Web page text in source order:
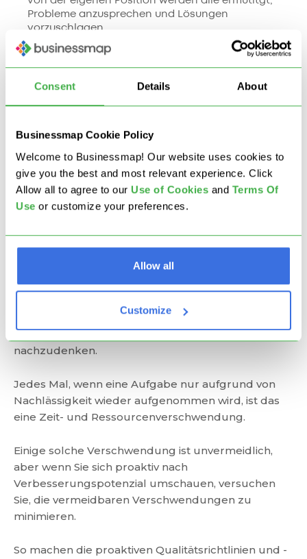
Consent Details About
Businessmap Cookie Policy
Welcome to Businessmap! Our website uses cookies to
give you the best and most relevant experience. Click
Allow all to agree to our Use of Cookies and Terms Of
Use or customize your preferences.
Allow all
Customize
Probleme anzusprechen und Lösungen
vorzuschlagen.
In der Software-Entwicklungsbranche erweisen sich
zum Beispiel viele Bugs, die in
Qualitätssicherungsprozessen entdeckt werden,
als extrem klein und einfach zu verhindern. Die
Testphase entdeckt wurden, zeigt bloß, dass die
Entwickler ihre Arbeit keiner Qualitätskontrolle
unterzogen haben.
Dies verschwendet wiederum die Zeit von Testern
erzeugen, anstatt ihre Aufmerksamkeit wichtigeren
Problemen zu widmen.
Die Anwendung proaktiver, kontinuierlicher
alle in den Entwicklungsteams anfangen, über den
Wert auf der für den gesamten Flow
nachzudenken.
Jedes Mal, wenn eine Aufgabe nur aufgrund von
Nachlässigkeit wieder aufgenommen wird, ist das
eine Zeit- und Ressourcenverschwendung.
Einige solche Verschwendung ist unvermeidlich,
aber wenn Sie sich proaktiv nach
Verbesserungspotenzial umschauen, versuchen
Sie, die vermeidbaren Verschwendungen zu
minimieren.
So machen die proaktiven Qualitätsrichtlinien und -